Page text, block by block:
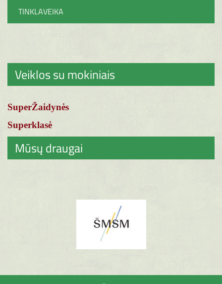
TINKLAVEIKA
Veiklos su mokiniais
SuperŽaidynės
Superklasė
Mūsų draugai